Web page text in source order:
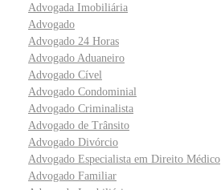
Advogada Imobiliária
Advogado
Advogado 24 Horas
Advogado Aduaneiro
Advogado Cível
Advogado Condominial
Advogado Criminalista
Advogado de Trânsito
Advogado Divórcio
Advogado Especialista em Direito Médico
Advogado Familiar